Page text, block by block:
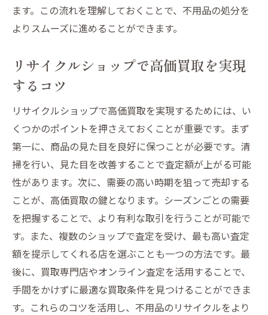
ます。この流れを理解しておくことで、不用品の処分を
よりスムーズに進めることができます。
リサイクルショップで高価買取を実現
するコツ
リサイクルショップで高価買取を実現するためには、い
くつかのポイントを押さえておくことが重要です。まず
第一に、商品の見た目を良好に保つことが必要です。清
掃を行い、見た目を改善することで査定額が上がる可能
性があります。次に、需要の高い時期を狙って売却する
ことが、高価買取の鍵となります。シーズンごとの需要
を把握することで、より有利な取引を行うことが可能で
す。また、複数のショップで査定を受け、最も高い査定
額を提示してくれる店を選ぶことも一つの方法です。最
後に、買取専門店やオンライン査定を活用することで、
手間をかけずに最適な買取条件を見つけることができま
す。これらのコツを活用し、不用品のリサイクルをより